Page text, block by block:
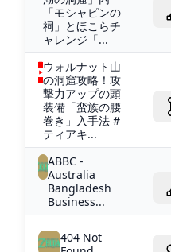
「モシャピンの
祠」とほこらチ
ャレンジ「...
ウォルナット山
の洞窟攻略！攻
撃力アップの頭
装備「蛮族の腰
巻き」入手法 #
ティアキ...
ABBC -
Australia
Bangladesh
Business...
404 Not